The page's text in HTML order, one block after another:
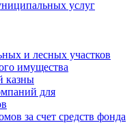
услуг
и лесных участков
имущества
казны
для
за счет средств фонда